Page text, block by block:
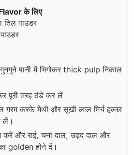
के लिए
तिल पाउडर
पानी में भिगोकर thick pulp निकाल
पूरी तरह ठंडे कर लें।
गरम करके मेथी और सूखी लाल मिर्च हल्का
लें।
और राई, चना दाल, उड़द दाल और
golden होने दें।